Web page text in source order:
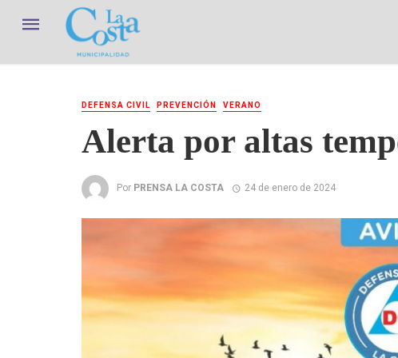
DEFENSA CIVIL PREVENCIÓN VERANO
Alerta por altas
Por PRENSA LA COSTA 24 de enero de 2024